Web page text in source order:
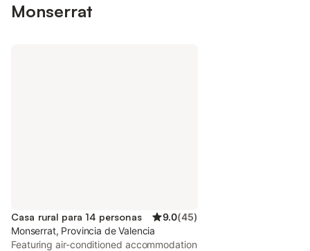
Monserrat
Casa rural para 14 personas 9.0(45)
Monserrat, Provincia de Valencia
Featuring air-conditioned accommodation